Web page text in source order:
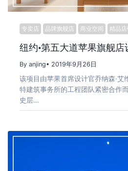
专卖店 品牌旗舰店 商业空间 精品店
纽约·第五大道苹果旗舰
By anjing• 2019年9月26日
该项目由苹果首席设计官乔纳森·艾
特建筑事务所的工程团队紧密合作
史层…